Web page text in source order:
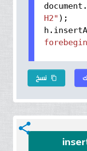
document.
H2" );
h.
نسخ content_copy
share